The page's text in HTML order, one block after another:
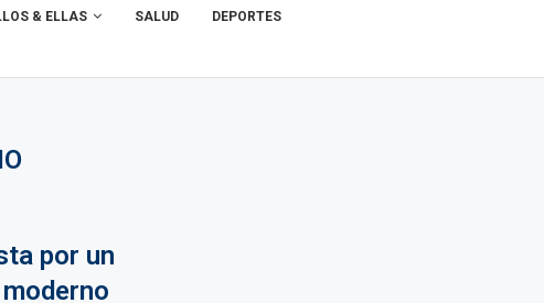
& ELLAS SALUD DEPORTES
por un